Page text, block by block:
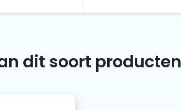
dit soort producten